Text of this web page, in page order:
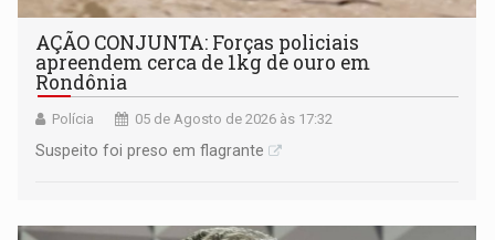
AÇÃO CONJUNTA: Forças policiais
apreendem cerca de 1kg de ouro em
Rondônia
Polícia 05 de Agosto de 2026 às 17:32
Suspeito foi preso em flagrante